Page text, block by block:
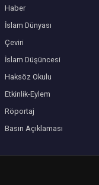
Haber
İslam Dünyası
Çeviri
İslam Düşüncesi
Haksöz Okulu
Etkinlik-Eylem
Röportaj
Basın Açıklaması